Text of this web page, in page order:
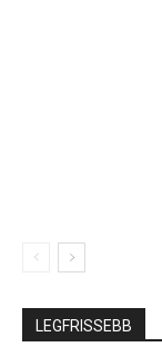
LEGFRISSEBB